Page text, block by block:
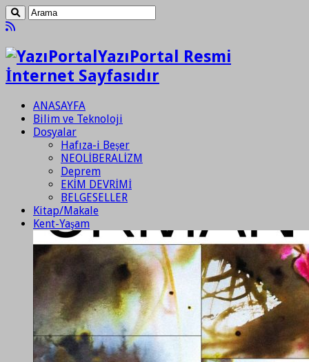
YazıPortal Resmi
İnternet Sayfasıdır
ANASAYFA
Bilim ve Teknoloji
Dosyalar
Hafıza-i Beşer
NEOLİBERALİZM
Deprem
EKİM DEVRİMİ
BELGESELLER
Kitap/Makale
Kent-Yaşam